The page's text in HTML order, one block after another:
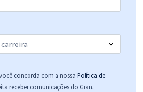
concorda com a nossa Política de
receber comunicações do Gran.